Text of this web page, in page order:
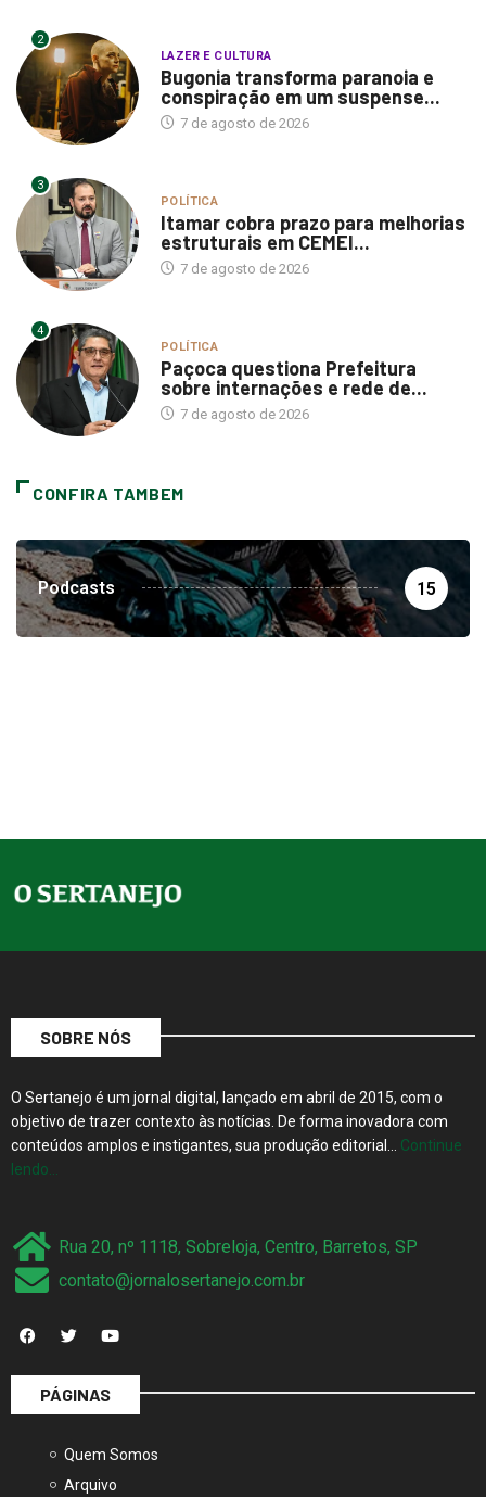
2
LAZER E CULTURA
Bugonia transforma paranoia e
conspiração em um suspense...
7 de agosto de 2026
3
POLÍTICA
Itamar cobra prazo para melhorias
estruturais em CEMEI...
7 de agosto de 2026
4
POLÍTICA
Paçoca questiona Prefeitura
sobre internações e rede de...
7 de agosto de 2026
CONFIRA TAMBEM
Podcasts 15
SOBRE NÓS
O Sertanejo é um jornal digital, lançado em abril de 2015, com o
objetivo de trazer contexto às notícias. De forma inovadora com
conteúdos amplos e instigantes, sua produção editorial… Continue
lendo…
Rua 20, nº 1118, Sobreloja, Centro, Barretos, SP
contato@jornalosertanejo.com.br
PÁGINAS
Quem Somos
Arquivo